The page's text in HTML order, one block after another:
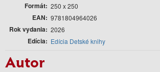
Formát 250 x 250
EAN 9781804964026
Rok vydania 2026
Edícia Edícia Detské knihy
Autor